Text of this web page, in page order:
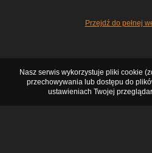
Przejdź do pełnej
Nasz serwis wykorzystuje pliki cookie
przechowywania lub dostępu do
ustawieniach Twojej